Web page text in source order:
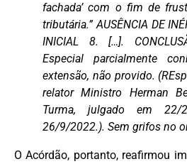
fachada’ com o fim de
tributária.” AUSÊNCIA DE
INICIAL 8. […].
Especial parcialmente
extensão, não provido.
relator Ministro Herman
Turma, julgado em 22/
26/9/2022.). Sem grifos no
O Acórdão, portanto, reafirmou